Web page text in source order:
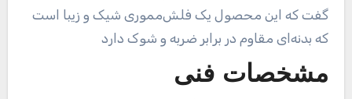
گفت که این محصول یک فلش‌مموری شیک و زیبا است
که بدنه‌ای مقاوم در برابر ضربه و شوک دارد
مشخصات فنی